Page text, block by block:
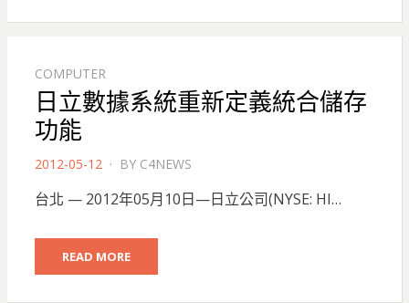
COMPUTER
日立數據系統重新定義統合儲存
功能
POSTED
2012-05-12 BY C4NEWS
台北 — 2012年05月10日—日立公司(NYSE: HI…
READ MORE